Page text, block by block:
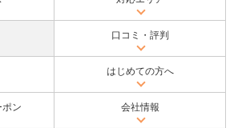
口コミ・評判
はじめての方へ
ン 会社情報